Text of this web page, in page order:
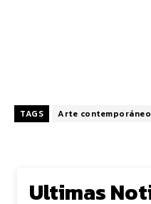
TAGS Arte contemporáneo
Ultimas